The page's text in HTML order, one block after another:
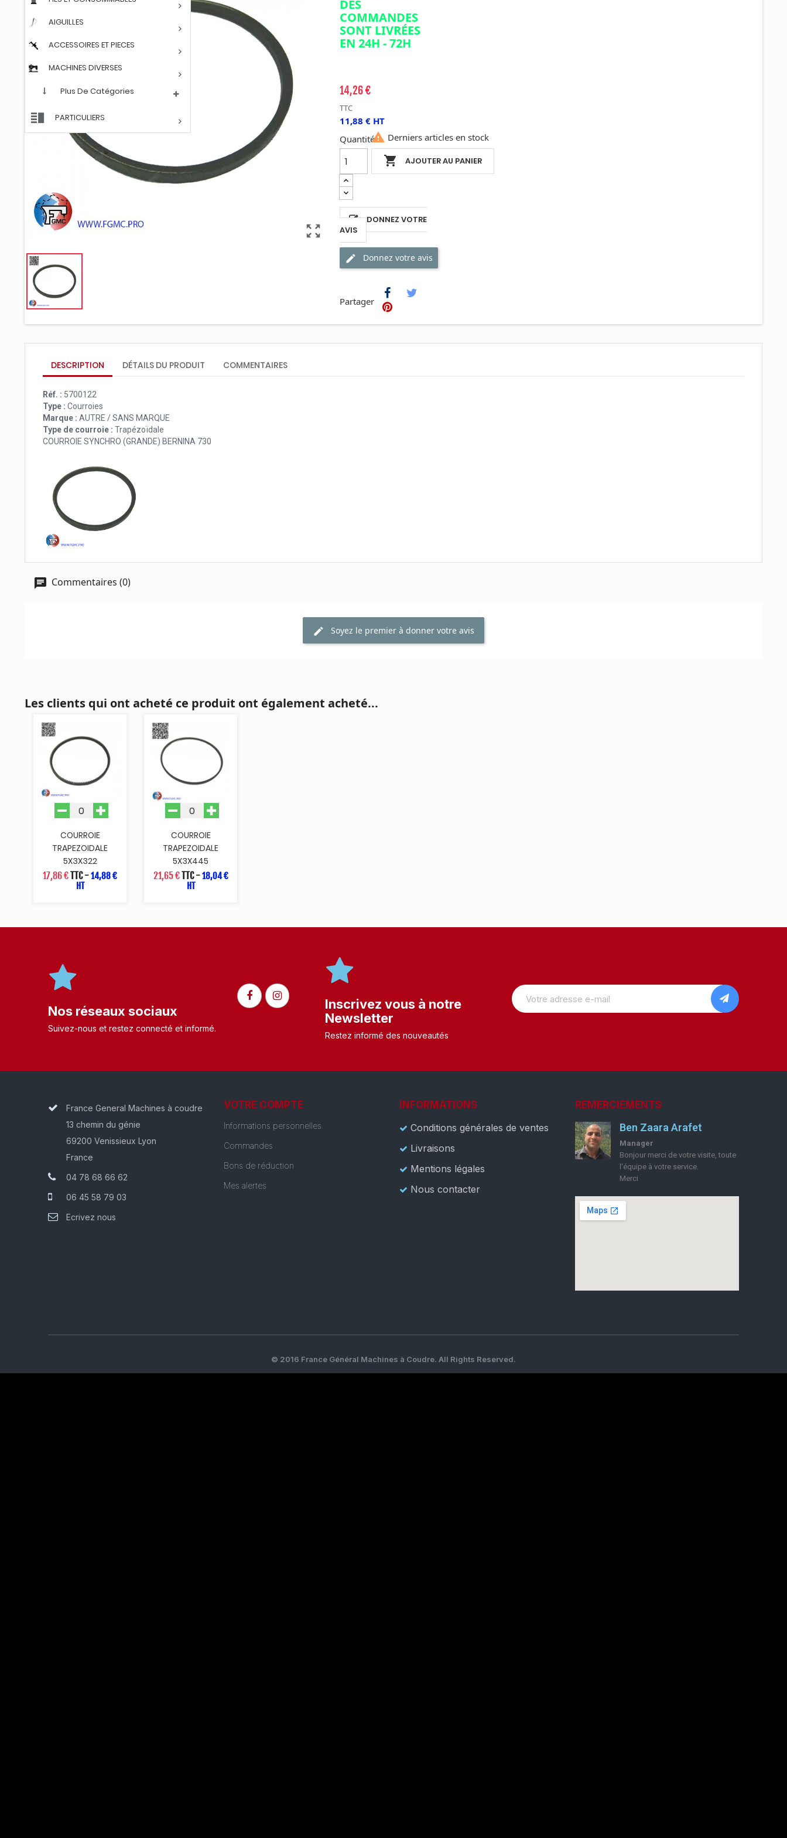
AIGUILLES
ACCESSOIRES ET PIECES
MACHINES DIVERSES
Plus De Catégories
PARTICULIERS
zoom_out_map
DES
COMMANDES
SONT LIVRÉES
EN 24H - 72H
14,26 €
TTC
11,88 € HT
Quantité
 AJOUTER AU PANIER
 Derniers articles en stock
DONNEZ VOTRE
AVIS
Donnez votre avis
Partager
DESCRIPTION DÉTAILS DU PRODUIT COMMENTAIRES
Réf. : 5700122
Type : Courroies
Marque : AUTRE / SANS MARQUE
Type de courroie : Trapézoïdale
COURROIE SYNCHRO (GRANDE) BERNINA 730
Commentaires (0)
Soyez le premier à donner votre avis
Les clients qui ont acheté ce produit ont également acheté...
COURROIE
TRAPEZOIDALE
5X3X322
17,86 €TTC-14,88 €
HT
COURROIE
TRAPEZOIDALE
5X3X445
21,65 €TTC-18,04 €
HT
Nos réseaux sociaux
Suivez-nous et restez connecté et informé.​
Inscrivez vous à notre
Newsletter
Restez informé des nouveautés
France General Machines à coudre
13 chemin du génie
69200 Venissieux Lyon
France
04 78 68 66 62
06 45 58 79 03
Ecrivez nous
VOTRE COMPTE
Informations personnelles
Commandes
Bons de réduction
Mes alertes
INFORMATIONS
Conditions générales de ventes
Livraisons
Mentions légales
Nous contacter
REMERCIEMENTS
Ben Zaara Arafet
Manager
Bonjour merci de votre visite, toute
l'équipe à votre service.
Merci
© 2016 France Général Machines à Coudre. All Rights Reserved.